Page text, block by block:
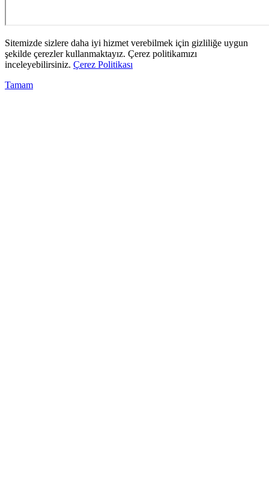
Sitemizde sizlere daha iyi hizmet verebilmek için gizliliğe uygun
şekilde çerezler kullanmaktayız. Çerez politikamızı
inceleyebilirsiniz. Çerez Politikası
Tamam